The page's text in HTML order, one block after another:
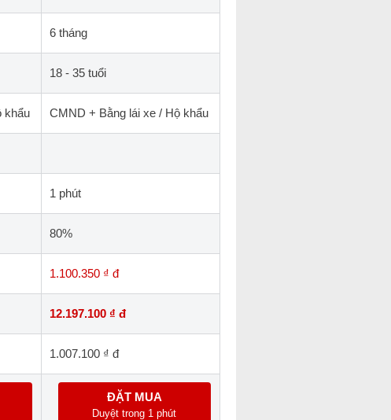
6 tháng
18 - 35 tuổi
khẩu CMND + Bằng lái xe / Hộ khẩu
1 phút
80%
1.100.350 ₫ đ
12.197.100 ₫ đ
1.007.100 ₫ đ
ĐẶT MUA
Duyệt trong 1 phút